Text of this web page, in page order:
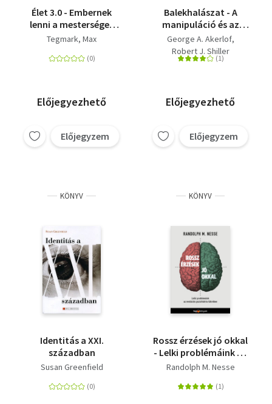
Élet 3.0 - Embernek
lenni a mesterséges
intelligencia korában
Tegmark, Max
Előjegyezhető
Előjegyzem
Balekhalászat - A
manipuláció és az
átverés
közgazdaságtana
George A. Akerlof
Robert J. Shiller
Előjegyezhető
Előjegyzem
KÖNYV
Identitás a XXI.
században
Susan Greenfield
KÖNYV
Rossz érzések jó okkal
- Lelki problémáink az
evolúciós pszichiátria
Randolph M. Nesse